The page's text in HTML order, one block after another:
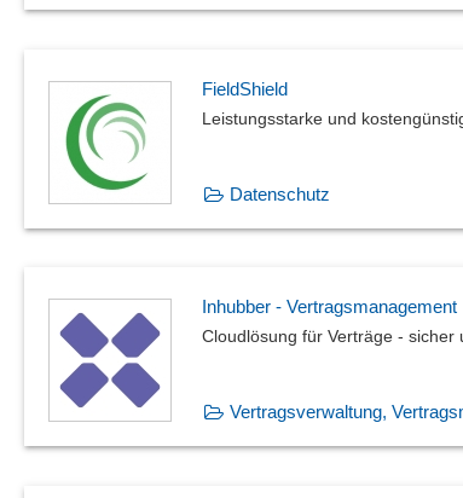
FieldShield
Leistungsstarke und
Datenschutz
Inhubber - Vertragsmanagement
Cloudlösung für Verträge - sicher
Vertragsverwaltung,